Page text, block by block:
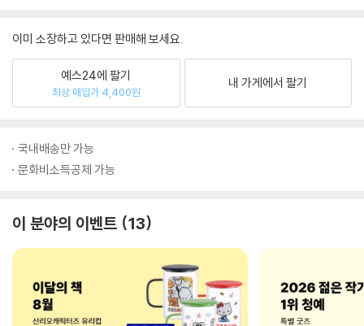
이미 소장하고 있다면 판매해 보세요.
예스24에 팔기
최상 매입가 4,400원
내 가게에서 팔기
국내배송만 가능
문화비소득공제 가능
이 분야의 이벤트 13